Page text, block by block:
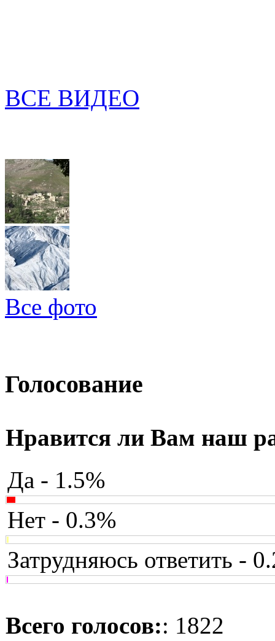
ВСЕ ВИДЕО
Все фото
Голосование
Нравится ли Вам наш
Да - 1.5%
Нет - 0.3%
Затрудняюсь ответить -
Всего голосов:: 1822